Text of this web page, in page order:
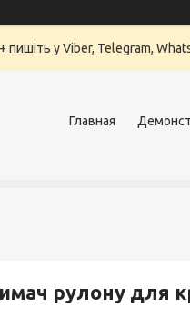
у Viber, Telegram,
Главная
рулону для